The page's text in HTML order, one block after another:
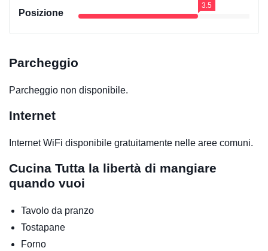
Posizione
3.5
Parcheggio
Parcheggio non disponibile.
Internet
Internet WiFi disponibile gratuitamente nelle aree comuni.
Cucina Tutta la libertà di mangiare
quando vuoi
Tavolo da pranzo
Tostapane
Forno